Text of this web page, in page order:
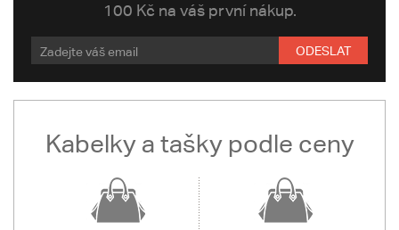
100 Kč na váš první nákup.
ODESLAT
Kabelky a tašky podle ceny